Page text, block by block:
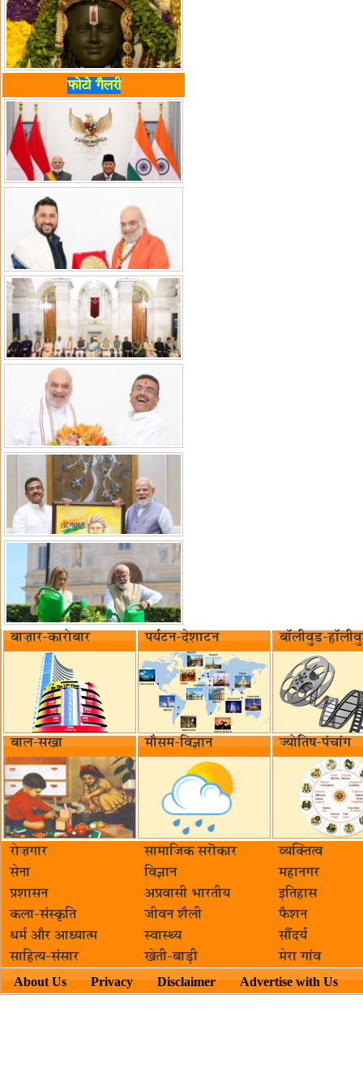
फोटो गैलरी
बाज़ार-कारोबार पर्यटन-देशाटन बॉलीवुड-
बाल-सखा मौसम-विज्ञान ज्योतिष-पंचांग
रोज़गार सामाजिक सरॊकार‌
व्यक्तित्व
सेना
विज्ञान
महानगर
प्रशासन
अप्रवासी भारतीय
इतिहास
कला-संस्कृति
जीवन शैली
फैशन
धर्म और आध्यात्म
स्वास्थ्य
सौंदर्य
साहित्य-संसार
खेती-बाड़ी मेरा गांव
About Us Privacy Disclaimer Advertise with Us